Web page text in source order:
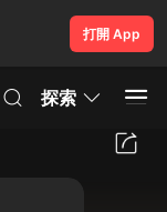
打開 App
探索